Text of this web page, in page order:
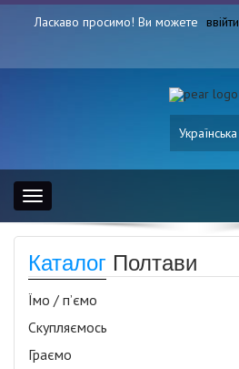
Ласкаво просимо! Ви можете ввійти
Українська
Toggle
navigation
Каталог Полтави
Їмо / п’ємо
Скупляємось
Граємо